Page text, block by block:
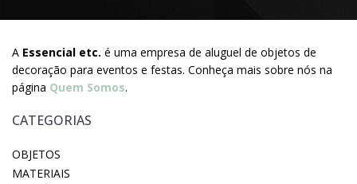
A Essencial etc. é uma empresa de aluguel de objetos de
decoração para eventos e festas. Conheça mais sobre nós na
página Quem Somos.
CATEGORIAS
OBJETOS
MATERIAIS